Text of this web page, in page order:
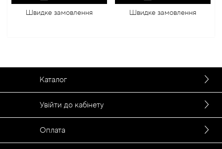
Швидке замовлення Швидке замовлення
Каталог
Увійти до кабінету
Оплата